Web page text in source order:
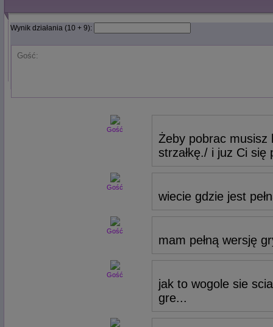
Wynik działania (10 + 9):
Gość:
Gość
Żeby pobrac musisz
strzałkę./ i juz Ci się
Gość
wiecie gdzie jest
Gość
mam pełną wersję
Gość
jak to wogole sie
gre...